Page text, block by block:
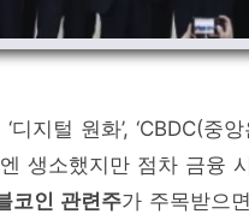
지털 원화’, ‘CBDC(중
생소했지만 점차 금융
코인 관련주가 주목받으